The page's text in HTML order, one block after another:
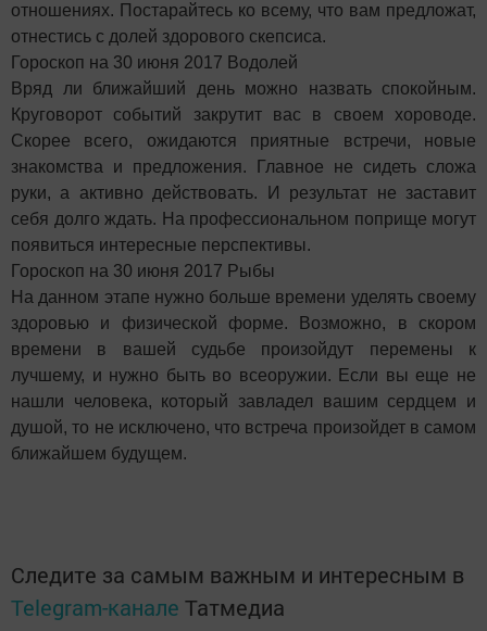
отношениях. Постарайтесь ко всему, что вам предложат,
отнестись с долей здорового скепсиса.
Гороскоп на 30 июня 2017 Водолей
Вряд ли ближайший день можно назвать спокойным.
Круговорот событий закрутит вас в своем хороводе.
Скорее всего, ожидаются приятные встречи, новые
знакомства и предложения. Главное не сидеть сложа
руки, а активно действовать. И результат не заставит
себя долго ждать. На профессиональном поприще могут
появиться интересные перспективы.
Гороскоп на 30 июня 2017 Рыбы
На данном этапе нужно больше времени уделять своему
здоровью и физической форме. Возможно, в скором
времени в вашей судьбе произойдут перемены к
лучшему, и нужно быть во всеоружии. Если вы еще не
нашли человека, который завладел вашим сердцем и
душой, то не исключено, что встреча произойдет в самом
ближайшем будущем.
Следите за самым важным и интересным в
Telegram-канале Татмедиа